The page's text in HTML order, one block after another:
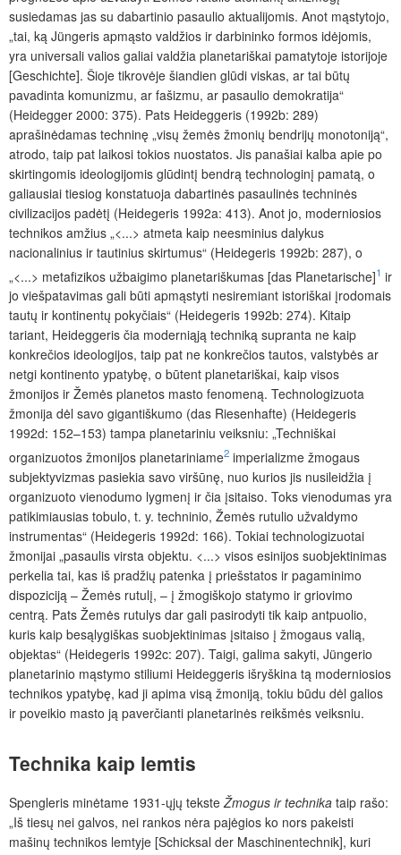
susiedamas jas su dabartinio pasaulio aktualijomis. Anot mąstytojo,
„tai, ką Jüngeris apmąsto valdžios ir darbininko formos idėjomis,
yra universali valios galiai valdžia planetariškai pamatytoje istorijoje
[Geschichte]. Šioje tikrovėje šiandien glūdi viskas, ar tai būtų
pavadinta komunizmu, ar fašizmu, ar pasaulio demokratija“
(Heidegger 2000: 375). Pats Heideggeris (1992b: 289)
aprašinėdamas techninę „visų žemės žmonių bendrijų monotoniją“,
atrodo, taip pat laikosi tokios nuostatos. Jis panašiai kalba apie po
skirtingomis ideologijomis glūdintį bendrą technologinį pamatą, o
galiausiai tiesiog konstatuoja dabartinės pasaulinės techninės
civilizacijos padėtį (Heidegeris 1992a: 413). Anot jo, moderniosios
technikos amžius „<...> atmeta kaip neesminius dalykus
nacionalinius ir tautinius skirtumus“ (Heidegeris 1992b: 287), o
„<...> metafizikos užbaigimo planetariškumas [das Planetarische]1 ir
jo viešpatavimas gali būti apmąstyti nesiremiant istoriškai įrodomais
tautų ir kontinentų pokyčiais“ (Heidegeris 1992b: 274). Kitaip
tariant, Heideggeris čia moderniąją techniką supranta ne kaip
konkrečios ideologijos, taip pat ne konkrečios tautos, valstybės ar
netgi kontinento ypatybę, o būtent planetariškai, kaip visos
žmonijos ir Žemės planetos masto fenomeną. Technologizuota
žmonija dėl savo gigantiškumo (das Riesenhafte) (Heidegeris
1992d: 152–153) tampa planetariniu veiksniu: „Techniškai
organizuotos žmonijos planetariniame2 imperializme žmogaus
subjektyvizmas pasiekia savo viršūnę, nuo kurios jis nusileidžia į
organizuoto vienodumo lygmenį ir čia įsitaiso. Toks vienodumas yra
patikimiausias tobulo, t. y. techninio, Žemės rutulio užvaldymo
instrumentas“ (Heidegeris 1992d: 166). Tokiai technologizuotai
žmonijai „pasaulis virsta objektu. <...> visos esinijos suobjektinimas
perkelia tai, kas iš pradžių patenka į priešstatos ir pagaminimo
dispoziciją – Žemės rutulį, – į žmogiškojo statymo ir griovimo
centrą. Pats Žemės rutulys dar gali pasirodyti tik kaip antpuolio,
kuris kaip besąlygiškas suobjektinimas įsitaiso į žmogaus valią,
objektas“ (Heidegeris 1992c: 207). Taigi, galima sakyti, Jüngerio
planetarinio mąstymo stiliumi Heideggeris išryškina tą moderniosios
technikos ypatybę, kad ji apima visą žmoniją, tokiu būdu dėl galios
ir poveikio masto ją paverčianti planetarinės reikšmės veiksniu.
Technika kaip lemtis
Spengleris minėtame 1931-ųjų tekste Žmogus ir technika taip rašo:
„Iš tiesų nei galvos, nei rankos nėra pajėgios ko nors pakeisti
mašinų technikos lemtyje [Schicksal der Maschinentechnik], kuri